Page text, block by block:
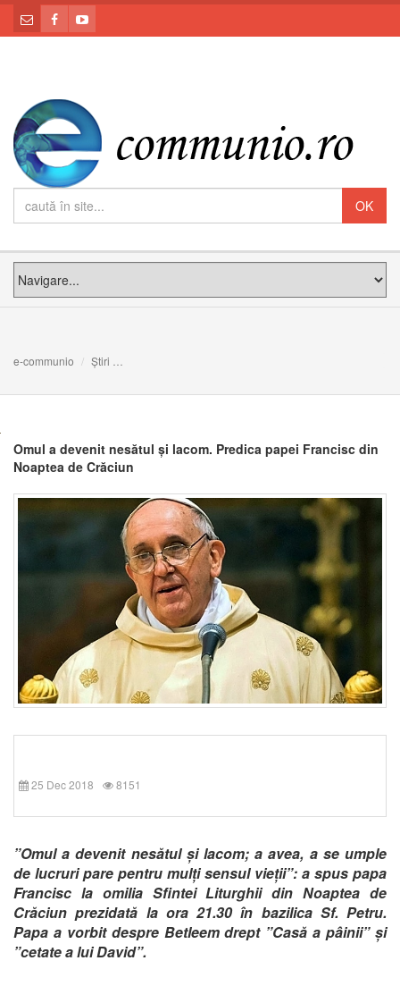
e-communio Știri
Omul a devenit nesătul și lacom. Predica papei Francisc din
Noaptea de Crăciun
25 Dec 2018 8151
”Omul a devenit nesătul și lacom; a avea, a se umple
de lucruri pare pentru mulți sensul vieții”: a spus papa
Francisc la omilia Sfintei Liturghii din Noaptea de
Crăciun prezidată la ora 21.30 în bazilica Sf. Petru.
Papa a vorbit despre Betleem drept ”Casă a pâinii” și
”cetate a lui David”.